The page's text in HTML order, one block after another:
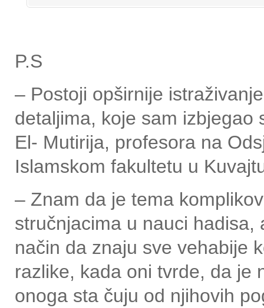
P.S
– Postoji opširnije
detaljima, koje sam izbjegao
El- Mutirija, profesora na
Islamskom fakultetu u
– Znam da je tema
stručnjacima u nauci
način da znaju sve vehabije
razlike, kada oni tvrde, da je
onoga sta čuju od njihovih